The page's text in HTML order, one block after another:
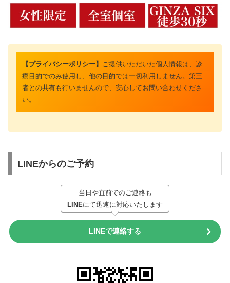
【プライバシーポリシー】 ご提供いただいた個人情報は、診
療目的でのみ使用し、他の目的では一切利用しません。第三
者との共有も行いませんので、安心してお問い合わせくださ
い。
LINEからのご予約
当日や直前でのご連絡も
LINEにて迅速に対応いたします
LINEで連絡する